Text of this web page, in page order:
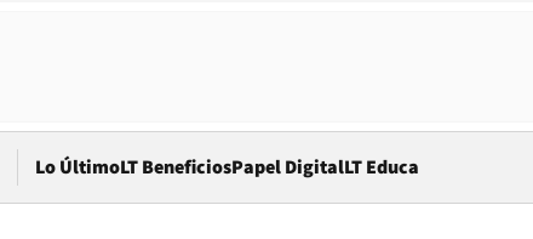
Lo ÚltimoLT BeneficiosPapel DigitalOpens in new window
LT Educa